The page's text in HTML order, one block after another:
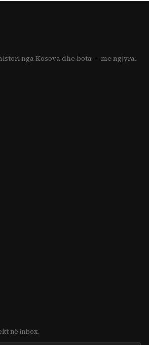
nga Kosova dhe bota — me ngjyra.
në inbox.